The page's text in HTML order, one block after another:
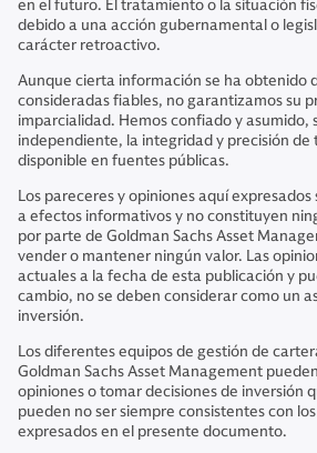
en el futuro. El tratamiento o la situación
debido a una acción gubernamental o
carácter retroactivo.
Aunque cierta información se ha obtenido
consideradas fiables, no garantizamos su
imparcialidad. Hemos confiado y asumido,
independiente, la integridad y precisión de
disponible en fuentes públicas.
Los pareceres y opiniones aquí
a efectos informativos y no constituyen
por parte de Goldman Sachs Asset
vender o mantener ningún valor. Las
actuales a la fecha de esta publicación y
cambio, no se deben considerar como un
inversión.
Los diferentes equipos de gestión de
Goldman Sachs Asset Management
opiniones o tomar decisiones de inversión
pueden no ser siempre consistentes con
expresados en el presente documento.